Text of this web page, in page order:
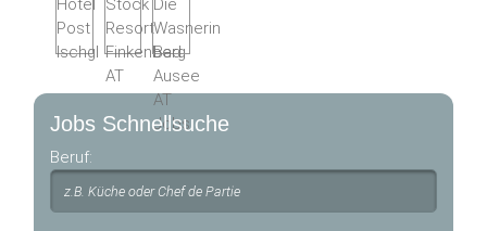
Jobs Schnellsuche
Beruf: